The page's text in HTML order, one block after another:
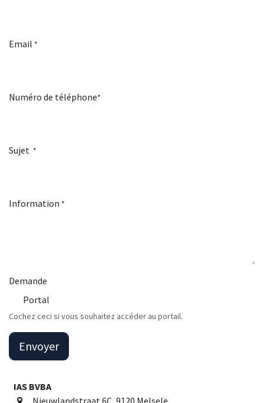
Email *
Numéro de téléphone*
Sujet *
Information *
Demande
Portal
Cochez ceci si vous souhaitez accéder au portail.
Envoyer
IAS BVBA